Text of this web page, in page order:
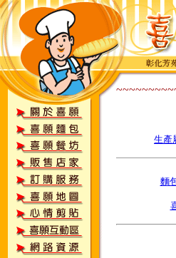
生產
麵